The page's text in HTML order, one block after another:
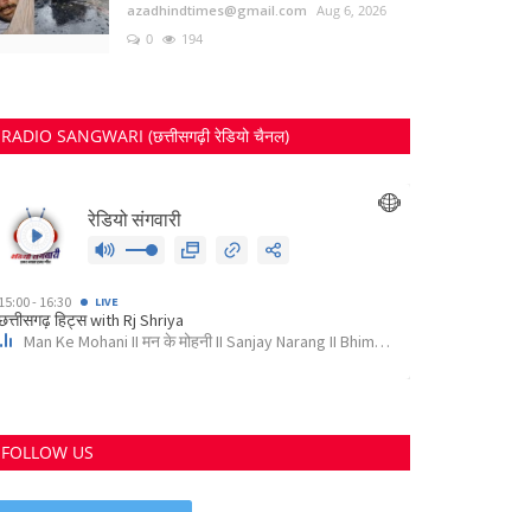
azadhindtimes@gmail.com Aug 6, 2026
0
194
RADIO SANGWARI (छत्तीसगढ़ी रेडियो चैनल)
FOLLOW US